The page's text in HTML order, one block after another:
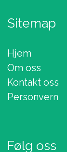
Sitemap
Hjem
Om oss
Kontakt oss
Personvern
Følg oss